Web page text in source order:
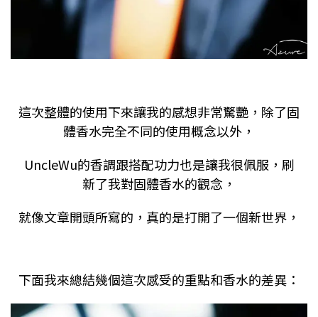
這次整體的使用下來讓我的感想非常驚艷，除了固
體香水完全不同的使用概念以外，
UncleWu的香調跟搭配功力也是讓我很佩服，刷
新了我對固體香水的觀念，
就像文章開頭所寫的，真的是打開了一個新世界，
下面我來總結幾個這次感受的重點和香水的差異：